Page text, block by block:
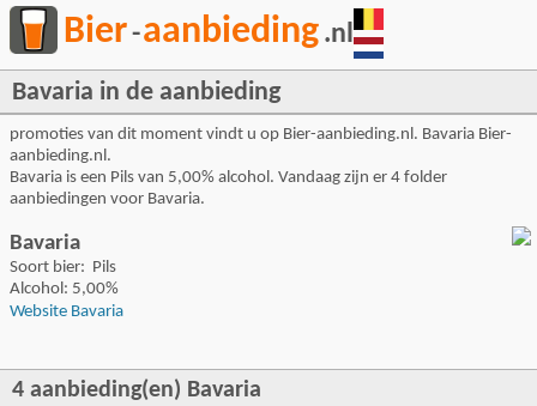
Bier-aanbieding .nl
Bavaria in de aanbieding
promoties van dit moment vindt u op Bier-aanbieding.nl. Bavaria Bier-
aanbieding.nl.
Bavaria is een Pils van 5,00% alcohol. Vandaag zijn er 4 folder
aanbiedingen voor Bavaria.
Bavaria
Soort bier: Pils
Alcohol: 5,00%
Website Bavaria
4 aanbieding(en) Bavaria